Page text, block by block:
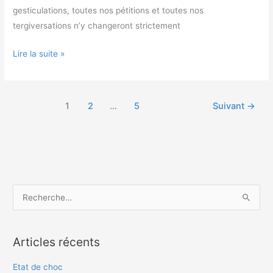
gesticulations, toutes nos pétitions et toutes nos
tergiversations n’y changeront strictement
Lire la suite »
1 2 … 5 Suivant →
h
e
Articles récents
Etat de choc